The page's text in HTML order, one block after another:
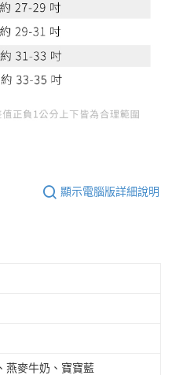
顯示電腦版詳細說明
燕麥牛奶、寶寶藍